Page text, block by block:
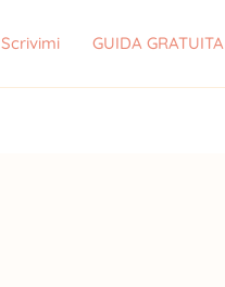
Scrivimi GUIDA GRATUITA